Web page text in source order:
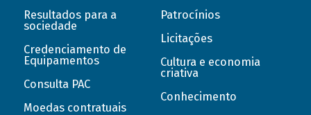
Resultados para a
sociedade
Credenciamento de
Equipamentos
Consulta PAC
Moedas contratuais
Patrocínios
Licitações
Cultura e economia
criativa
Conhecimento